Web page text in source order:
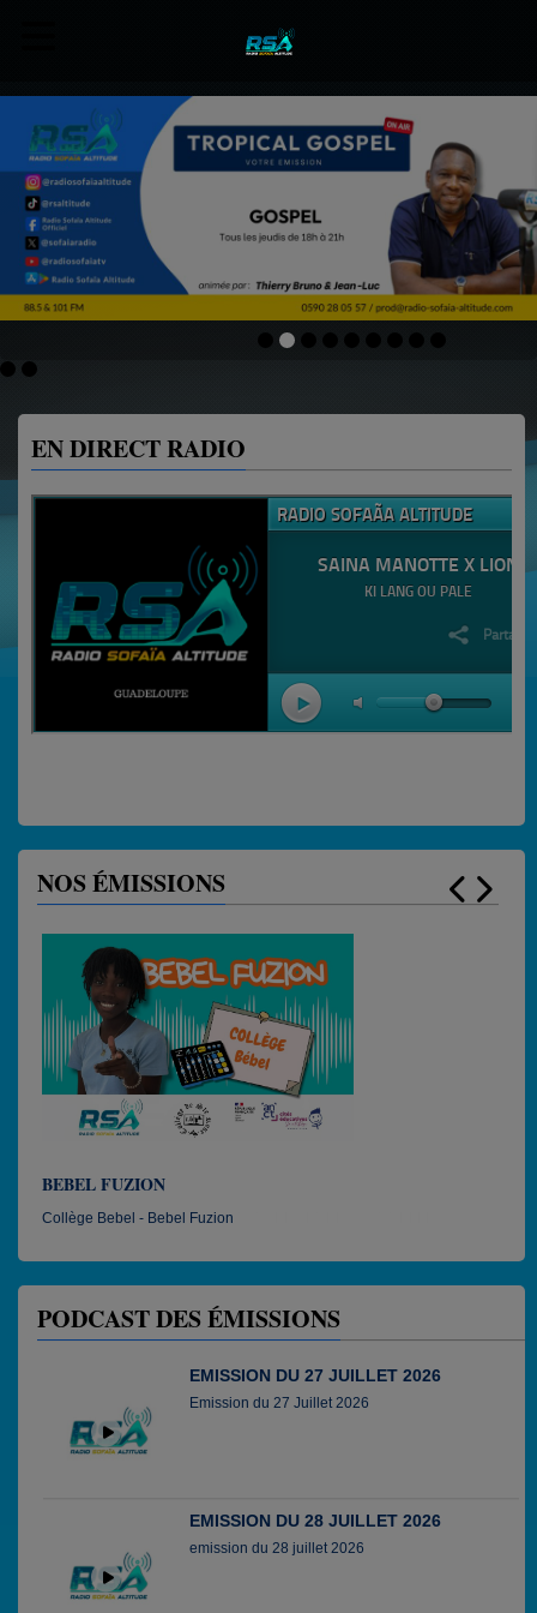
EN DIRECT RADIO
NOS ÉMISSIONS
AN NANNAN AY
BEBEL FUZION
Collège Bebel - Bebel Fuzion
BIEN-ÊTRE EN MOTS
BIKNOSTALZOUK
CBR RADIO
DIGEST
DUBIDICAL
FREE DOM
JUSTICE & PAIX
KAZ KREYOL'
KONPA EN ALTITUDE
SALSA EN ALTITUDE
SANN' É FARIN'
SESSION MIX DJ GUYTO
SONNY VIBES
TROPICAL GOSPEL
ZION STATION
PODCAST DES ÉMISSIONS
EMISSION DU 27 JUILLET 2026
Emission du 27 Juillet 2026
EMISSION DU 28 JUILLET 2026
emission du 28 juillet 2026